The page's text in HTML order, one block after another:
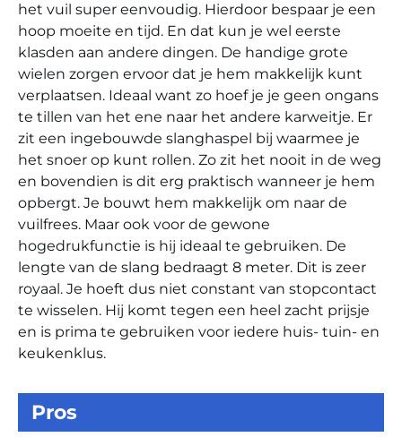
het vuil super eenvoudig. Hierdoor bespaar je een
hoop moeite en tijd. En dat kun je wel eerste
klasden aan andere dingen. De handige grote
wielen zorgen ervoor dat je hem makkelijk kunt
verplaatsen. Ideaal want zo hoef je je geen ongans
te tillen van het ene naar het andere karweitje. Er
zit een ingebouwde slanghaspel bij waarmee je
het snoer op kunt rollen. Zo zit het nooit in de weg
en bovendien is dit erg praktisch wanneer je hem
opbergt. Je bouwt hem makkelijk om naar de
vuilfrees. Maar ook voor de gewone
hogedrukfunctie is hij ideaal te gebruiken. De
lengte van de slang bedraagt 8 meter. Dit is zeer
royaal. Je hoeft dus niet constant van stopcontact
te wisselen. Hij komt tegen een heel zacht prijsje
en is prima te gebruiken voor iedere huis- tuin- en
keukenklus.
Pros